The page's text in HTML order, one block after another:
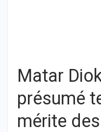
Matar
présumé
mérite des